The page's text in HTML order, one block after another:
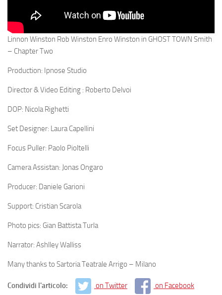
Linnon Winston Rob Winston Enro Winston in GHOST TOWN Smith
– Chapter Two
Production: Ipnose Studio
Director & Video Editing : Roberto Delvoi
DOP: Nicola Righetti
Set Designer: Laura Capellini
Focus Puller: Paolo Pioltelli
Camera Assistan: Jonas Ongaro
Producer: Daniele Garioni
Support: Cristian Scarola
Photo pics: Gian Battista Turla
Narrator: Ashlley Walliss
Many thanks to Sartoria Teatrale Arrigo – Milano
Condividi l'articolo: on Twitter on Facebook